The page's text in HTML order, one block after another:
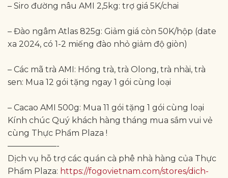
– Siro đường nâu AMI 2,5kg: trợ giá 5K/chai
– Đào ngâm Atlas 825g: Giảm giá còn 50K/hộp (date
xa 2024, có 1-2 miếng đào nhỏ giảm độ giòn)
– Các mã trà AMI: Hồng trà, trà Olong, trà nhài, trà
sen: Mua 12 gói tặng ngay 1 gói cùng loại
– Cacao AMI 500g: Mua 11 gói tặng 1 gói cùng loại
Kính chúc Quý khách hàng tháng mua sắm vui vẻ
cùng Thực Phẩm Plaza !
——————-
Dịch vụ hỗ trợ các quán cà phê nhà hàng của Thực
Phẩm Plaza: https://fogovietnam.com/stores/dich-